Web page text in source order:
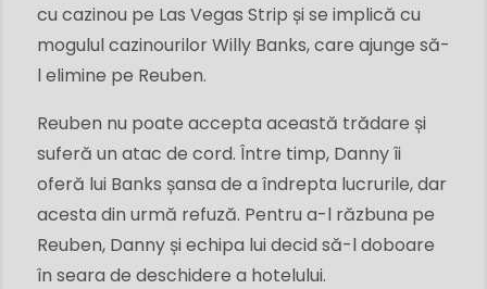
cu cazinou pe Las Vegas Strip și se implică cu
mogulul cazinourilor Willy Banks, care ajunge să-
l elimine pe Reuben.
Reuben nu poate accepta această trădare și
suferă un atac de cord. Între timp, Danny îi
oferă lui Banks șansa de a îndrepta lucrurile, dar
acesta din urmă refuză. Pentru a-l răzbuna pe
Reuben, Danny și echipa lui decid să-l doboare
în seara de deschidere a hotelului.